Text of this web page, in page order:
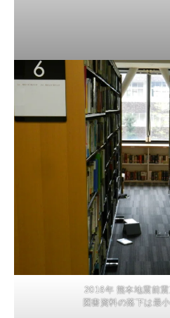
2016年 熊本地震前震
図書資料の落下は最